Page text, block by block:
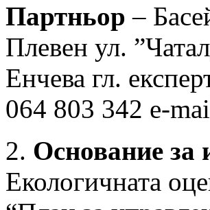
Партньор–
Плевен ул.
Енчева гл.
064 803 342 e-
2. Основание за
Екологичната